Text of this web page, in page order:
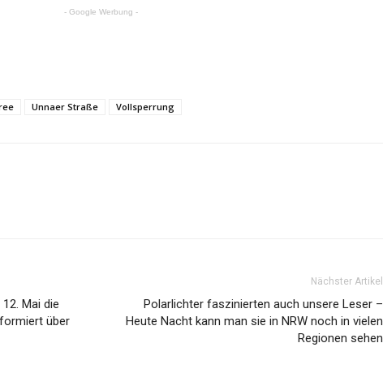
- Google Werbung -
Unnaer Straße Vollsperrung
Mai die
über
Nächster Artikel
Polarlichter faszinierten auch unsere Leser –
Heute Nacht kann man sie in NRW noch in vielen
Regionen sehen